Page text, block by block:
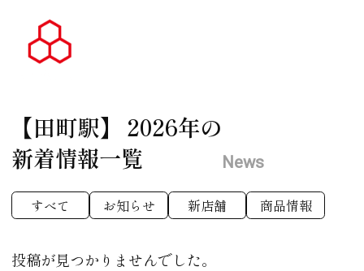
【田町駅】 2026年の
新着情報一覧
News
すべて お知らせ 新店舗 商品情報
投稿が見つかりませんでした。